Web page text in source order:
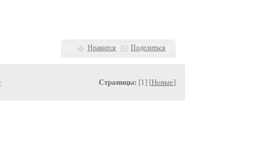
Нравится Поделиться
Страницы: [1] [Новые]